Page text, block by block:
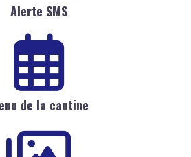
Alerte SMS
de la cantine